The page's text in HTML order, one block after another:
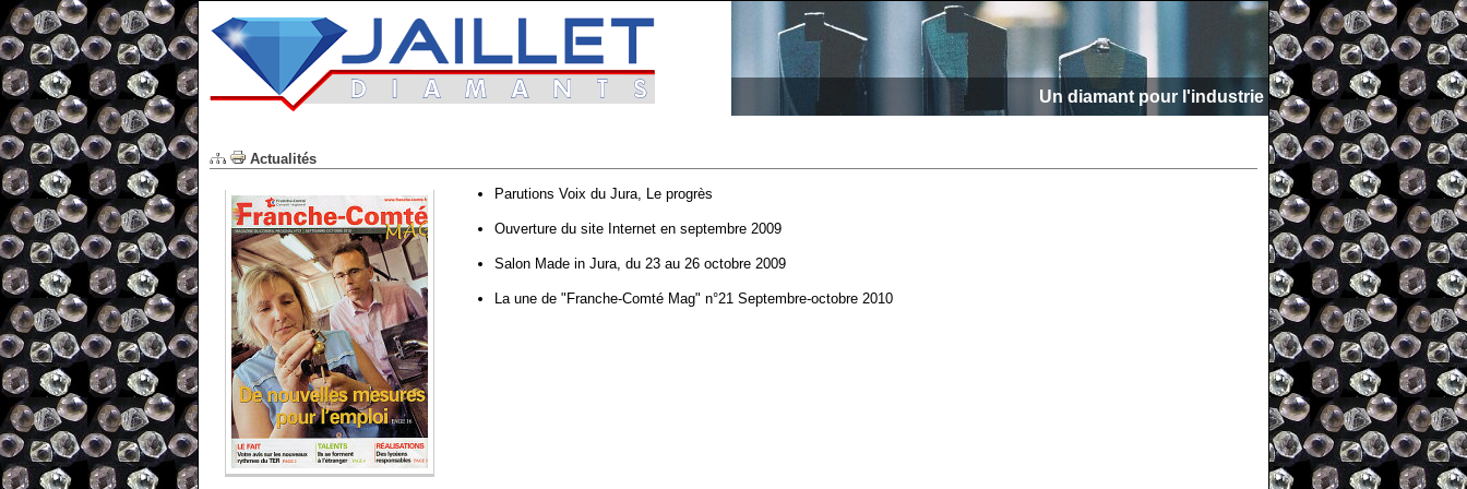
Un diamant pour l'industrie
Actualités
Parutions Voix du Jura, Le progrès
Ouverture du site Internet en septembre 2009
Salon Made in Jura, du 23 au 26 octobre 2009
La une de "Franche-Comté Mag" n°21 Septembre-octobre 2010